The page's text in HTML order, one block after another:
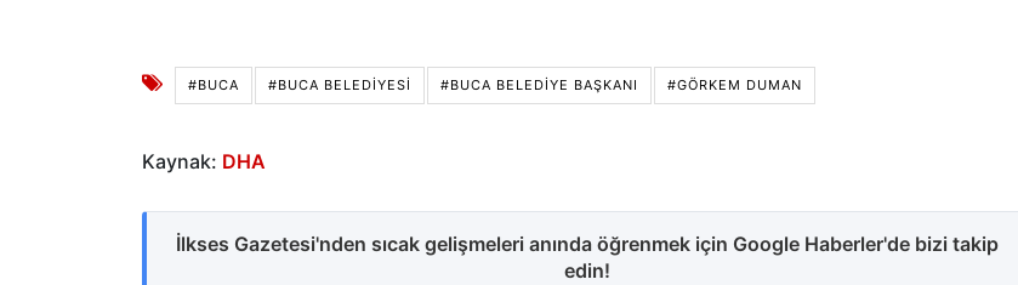
#BUCA #BUCA BELEDIYESI #BUCA BELEDIYE BAŞKANI #GÖRKEM DUMAN
Kaynak: DHA
İlkses Gazetesi'nden sıcak gelişmeleri anında öğrenmek için Google Haberler'de bizi takip
edin!